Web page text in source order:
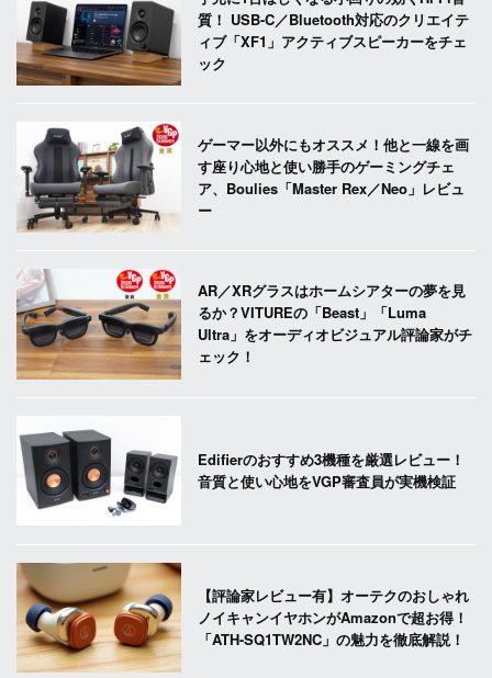
質！ USB-C／Bluetooth対応のクリエイテ
ィブ「XF1」アクティブスピーカーをチェ
ック
ゲーマー以外にもオススメ！他と一線を画
す座り心地と使い勝手のゲーミングチェ
ア、Boulies「Master Rex／Neo」レビュ
ー
AR／XRグラスはホームシアターの夢を見
るか？VITUREの「Beast」「Luma
Ultra」をオーディオビジュアル評論家がチ
ェック！
Edifierのおすすめ3機種を厳選レビュー！
音質と使い心地をVGP審査員が実機検証
【評論家レビュー有】オーテクのおしゃれ
ノイキャンイヤホンがAmazonで超お得！
「ATH-SQ1TW2NC」の魅力を徹底解説！